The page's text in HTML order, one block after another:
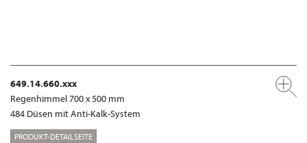
649.14.660.xxx
Regenhimmel 700 x 500 mm
484 Düsen mit Anti-Kalk-System
PRODUKT-DETAILSEITE